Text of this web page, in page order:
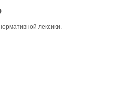
лексики.